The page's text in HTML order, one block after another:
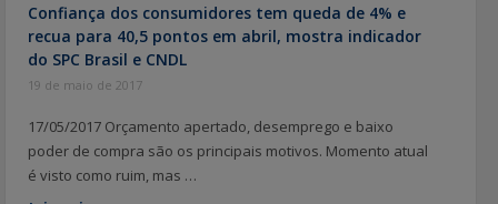
Confiança dos consumidores tem queda de 4% e
recua para 40,5 pontos em abril, mostra indicador
do SPC Brasil e CNDL
19 de maio de 2017
17/05/2017 Orçamento apertado, desemprego e baixo
poder de compra são os principais motivos. Momento atual
é visto como ruim, mas …